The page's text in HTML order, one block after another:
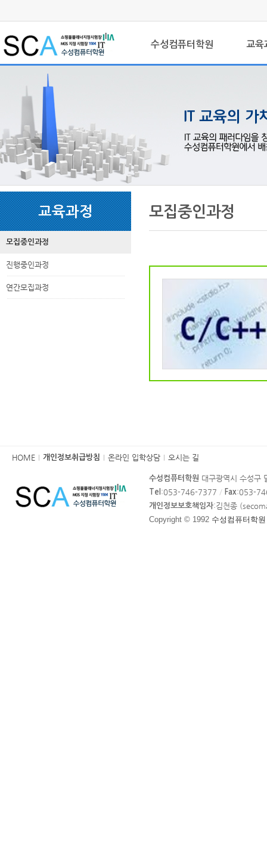
크인
메
수성컴퓨터학원 교육
본
문
내
용
하
위
메
뉴
교육과정
모집중인과정
진행중인과정
연간모집과정
링
크
본
문
모집중인과정
HOME 개인정보취급방침 온라인 입학상담 오시는 길
수성컴퓨터학원 대구광역시 수성
Tel :053-746-7377 / Fax:053-
개인정보보호책임자:김천종
Copyright © 1992 수성컴퓨터학원